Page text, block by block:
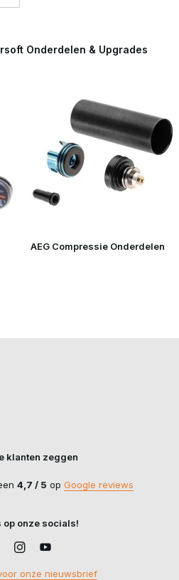
Onderdelen & Upgrades
AEG Compressie Onderdelen
klanten zeggen
4,7 / 5 op Google reviews
op onze socials!
onze nieuwsbrief